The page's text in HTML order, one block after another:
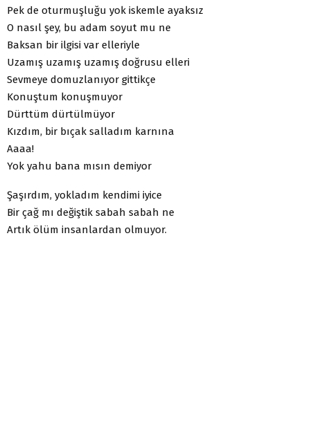
Pek de oturmuşluğu yok iskemle ayaksız
O nasıl şey, bu adam soyut mu ne
Baksan bir ilgisi var elleriyle
Uzamış uzamış uzamış doğrusu elleri
Sevmeye domuzlanıyor gittikçe
Konuştum konuşmuyor
Dürttüm dürtülmüyor
Kızdım, bir bıçak salladım karnına
Aaaa!
Yok yahu bana mısın demiyor
Şaşırdım, yokladım kendimi iyice
Bir çağ mı değiştik sabah sabah ne
Artık ölüm insanlardan olmuyor.